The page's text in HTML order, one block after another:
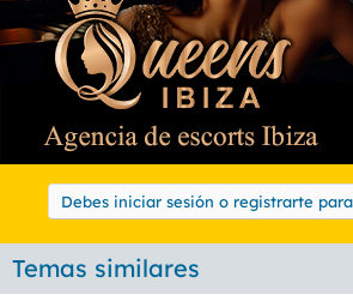
Debes iniciar sesión o registrarte
Temas similares